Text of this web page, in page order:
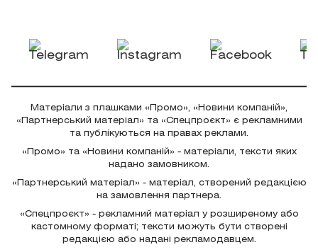
Матеріали з плашками «Промо», «Новини компаній»,
«Партнерський матеріал» та «Спецпроєкт» є рекламними
та публікуються на правах реклами.
«Промо» та «Новини компаній» - матеріали, тексти яких
надано замовником.
«Партнерський матеріал» - матеріал, створений редакцією
на замовлення партнера.
«Спецпроєкт» - рекламний матеріал у розширеному або
кастомному форматі; тексти можуть бути створені
редакцією або надані рекламодавцем.